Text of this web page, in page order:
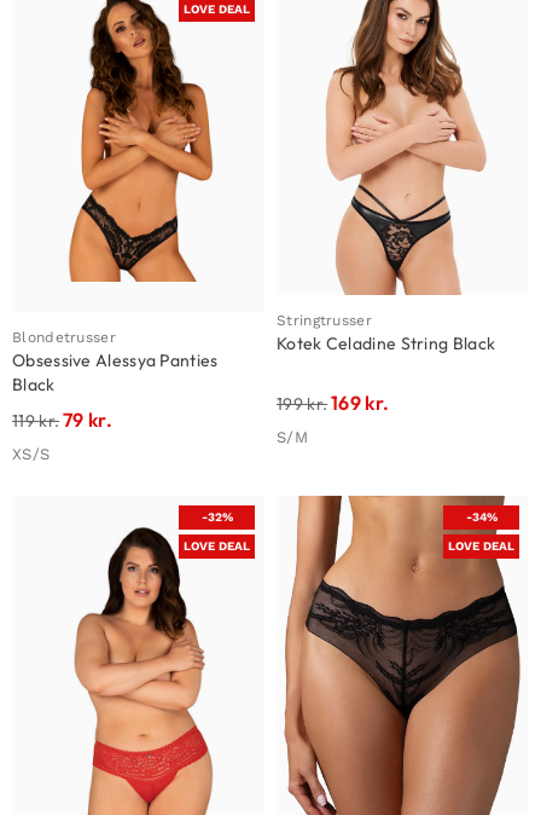
LOVE DEAL
Blondetrusser
Obsessive Alessya Panties
Black
119kr.79 kr.
XS/S
Stringtrusser
Kotek Celadine String Black
199kr.169 kr.
S/M
-32%
LOVE DEAL
-34%
LOVE DEAL